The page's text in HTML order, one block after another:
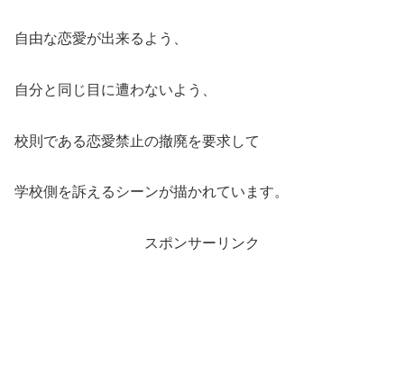
自由な恋愛が出来るよう、
自分と同じ目に遭わないよう、
校則である恋愛禁止の撤廃を要求して
学校側を訴えるシーンが描かれています。
スポンサーリンク